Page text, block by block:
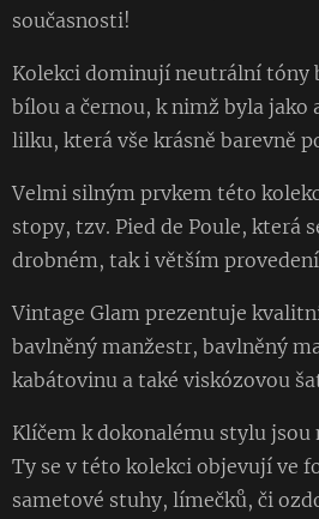
současnosti!
Kolekci dominují neutrální tóny
bílou a černou, k nimž byla jako
lilku, která vše krásně barevně
Velmi silným prvkem této
stopy, tzv. Pied de Poule, která
drobném, tak i větším
Vintage Glam prezentuje
bavlněný manžestr, bavlněný
kabátovinu a také viskózovou
Klíčem k dokonalému stylu jsou
Ty se v této kolekci objevují ve
sametové stuhy, límečků, či